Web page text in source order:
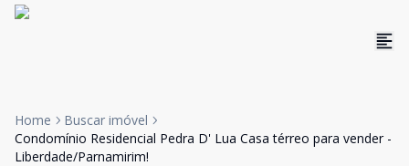
Home
Buscar imóvel
Condomínio Residencial Pedra D' Lua Casa térreo para vender -
Liberdade/Parnamirim!